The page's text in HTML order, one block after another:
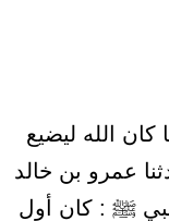
كان الله ليضيع
143/: يعني صلاتكم عند البيت. 40 – حدثنا عمرو بن خالد
ﷺ : كان أول